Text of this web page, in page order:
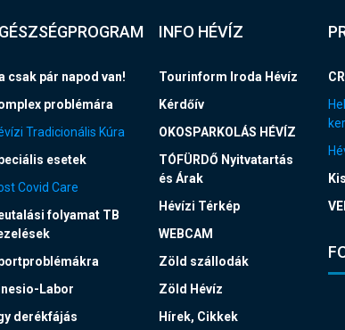
csak pár napod van!
problémára
Tradicionális Kúra
esetek
Covid Care
folyamat TB
Labor
derékfájás
INFO HÉVÍZ
Tourinform Iroda Hévíz
Kérdőív
OKOSPARKOLÁS HÉVÍZ
TÓFÜRDŐ Nyitvatartás
és Árak
Hévízi Térkép
WEBCAM
Zöld szállodák
Zöld Hévíz
Hírek, Cikkek